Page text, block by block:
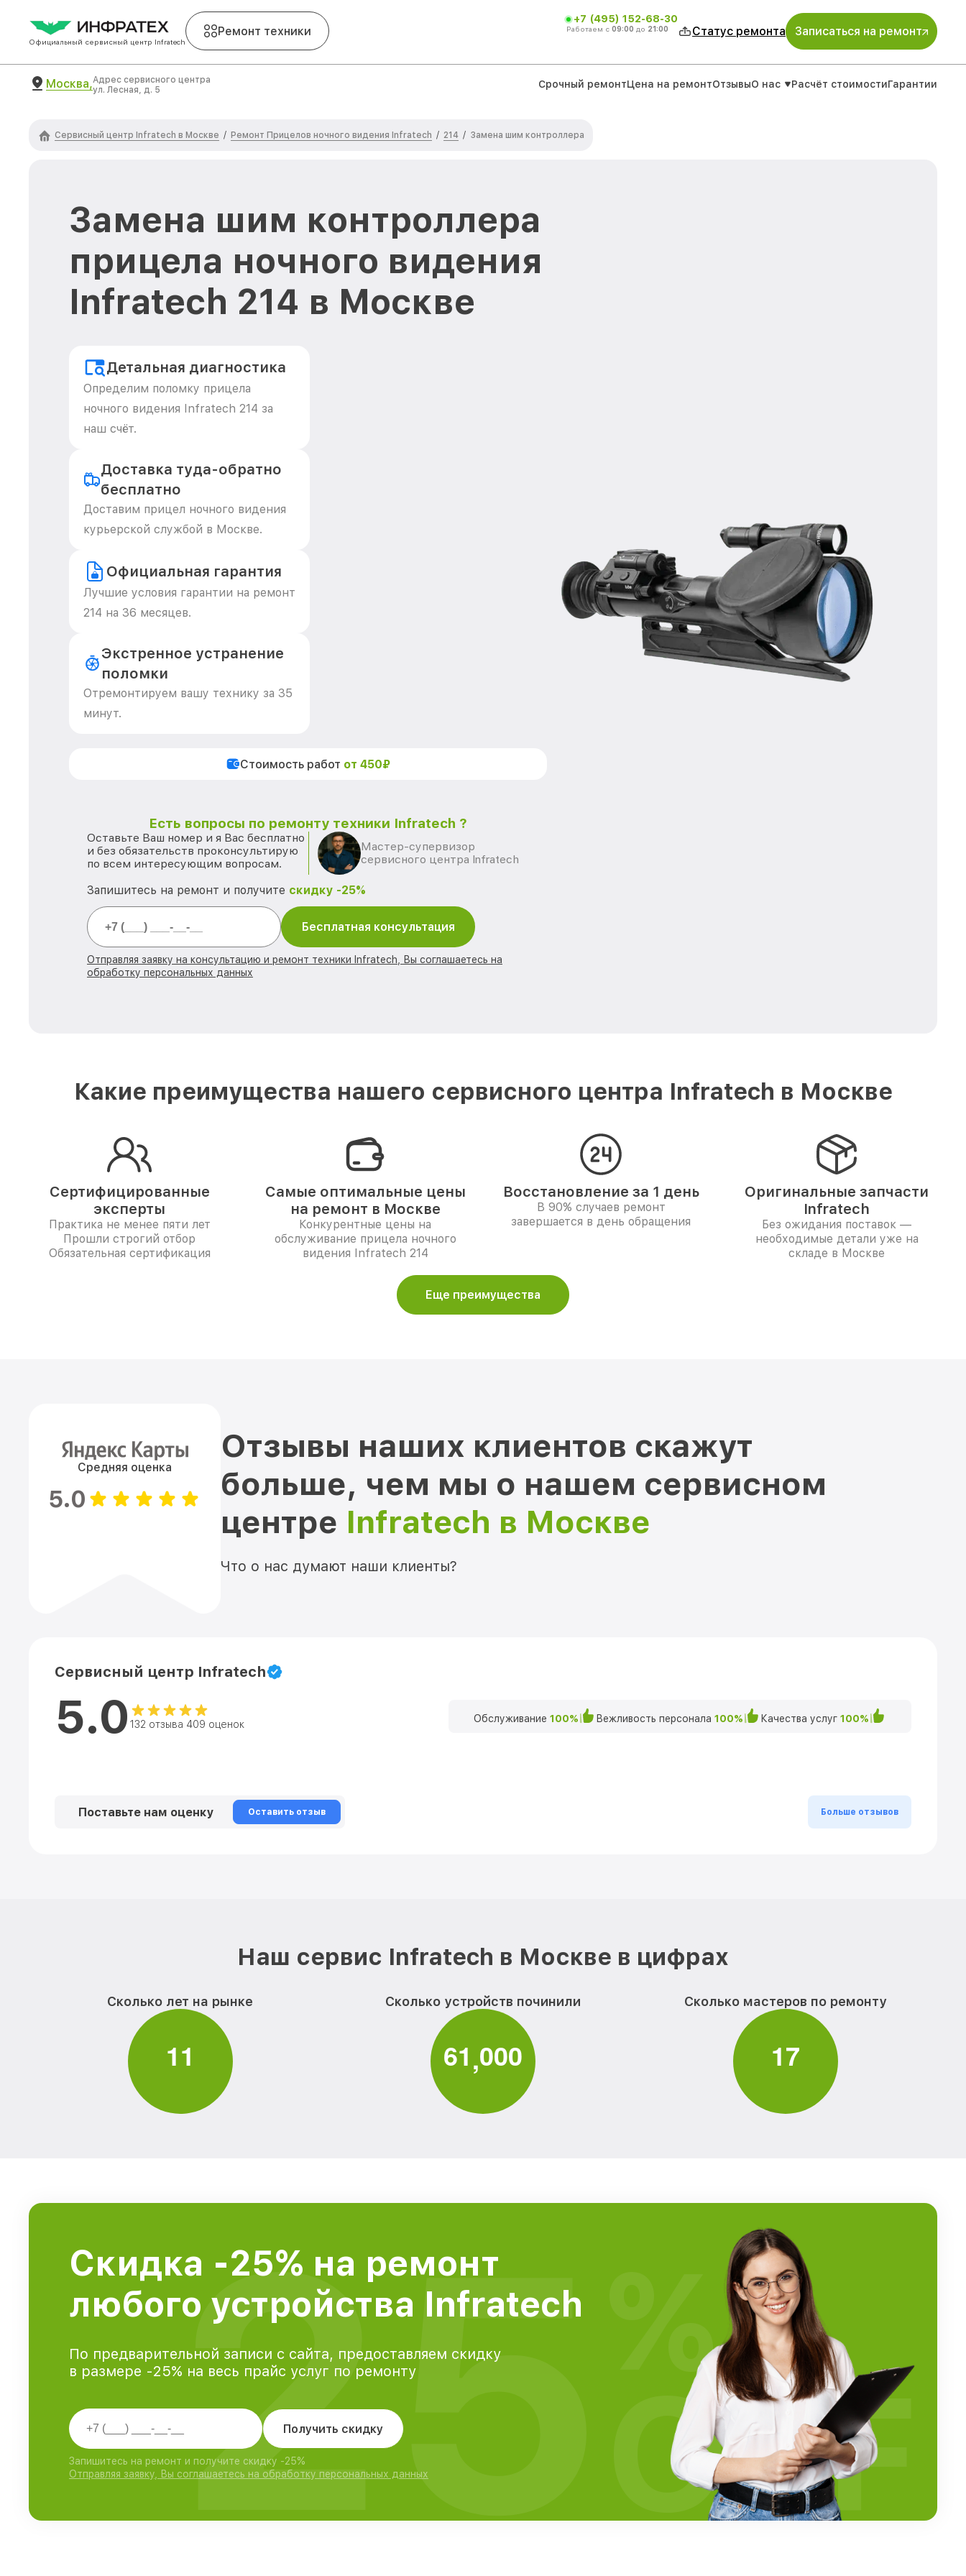
Официальный сервисный центр Infratech
Ремонт техники
+7 (495) 152-68-30
Работаем с 09:00 до 21:00 Статус ремонта Записаться на ремонт
Москва,Адрес сервисного центра
ул. Лесная, д. 5
Срочный ремонтЦена на ремонтОтзывыО нас Расчёт стоимостиГарантии
Сервисный центр Infratech в Москве / Ремонт Прицелов ночного видения Infratech / 214 / Замена шим контроллера
Замена шим контроллера
прицела ночного видения
Infratech 214 в Москве
Детальная диагностика
Определим поломку прицела
ночного видения Infratech 214 за
наш счёт.
Доставка туда-обратно
бесплатно
Доставим прицел ночного видения
курьерской службой в Москве.
Официальная гарантия
Лучшие условия гарантии на ремонт
214 на 36 месяцев.
Экстренное устранение
поломки
Отремонтируем вашу технику за 35
минут.
Стоимость работ от 450₽
Есть вопросы по ремонту техники Infratech ?
Оставьте Ваш номер и я Вас бесплатно
и без обязательств проконсультирую
по всем интересующим вопросам.
Мастер-супервизор
сервисного центра Infratech
Запишитесь на ремонт и получите скидку -25%
Бесплатная консультация
Отправляя заявку на консультацию и ремонт техники Infratech, Вы соглашаетесь на
обработку персональных данных
Какие преимущества нашего сервисного центра Infratech в Москве
Сертифицированные
эксперты
Практика не менее пяти лет
Прошли строгий отбор
Обязательная сертификация
Самые оптимальные цены
на ремонт в Москве
Конкурентные цены на
обслуживание прицела ночного
видения Infratech 214
Восстановление за 1 день
В 90% случаев ремонт
завершается в день обращения
Оригинальные запчасти
Infratech
Без ожидания поставок —
необходимые детали уже на
складе в Москве
Еще преимущества
Средняя оценка
5.0
Отзывы наших клиентов скажут
больше, чем мы о нашем сервисном
центре Infratech в Москве
Что о нас думают наши клиенты?
Сервисный центр Infratech
5.0 132 отзыва 409 оценок Обслуживание 100% Вежливость персонала 100% Качества услуг 100%
Поставьте нам оценку Оставить отзыв Больше отзывов
Наш сервис Infratech в Москве в цифрах
Сколько лет на рынке
11
Сколько устройств починили
61,000
Сколько мастеров по ремонту
17
Скидка -25% на ремонт
любого устройства Infratech
По предварительной записи с сайта, предоставляем скидку
в размере -25% на весь прайс услуг по ремонту
Получить скидку
Запишитесь на ремонт и получите скидку -25%
Отправляя заявку, Вы соглашаетесь на обработку персональных данных
25 %
OFF